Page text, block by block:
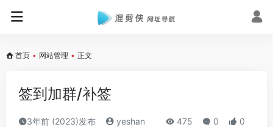
首页 • 网站管理 • 正文
签到加群/补签
3年前 (2023)发布 yeshan 475 0 0